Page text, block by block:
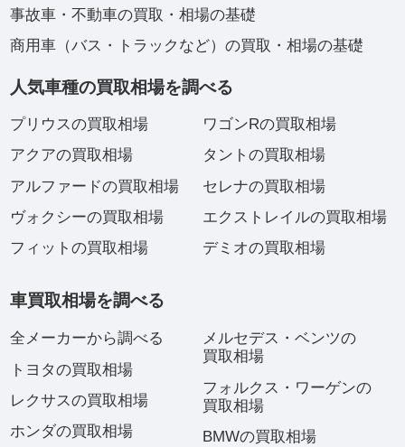
事故車・不動車の買取・相場の基礎
商用車（バス・トラックなど）の買取・相場の基礎
人気車種の買取相場を調べる
プリウスの買取相場
アクアの買取相場
アルファードの買取相場
ヴォクシーの買取相場
フィットの買取相場
ワゴンRの買取相場
タントの買取相場
セレナの買取相場
エクストレイルの買取相場
デミオの買取相場
車買取相場を調べる
全メーカーから調べる
トヨタの買取相場
レクサスの買取相場
ホンダの買取相場
メルセデス・ベンツの
買取相場
フォルクス・ワーゲンの
買取相場
BMWの買取相場